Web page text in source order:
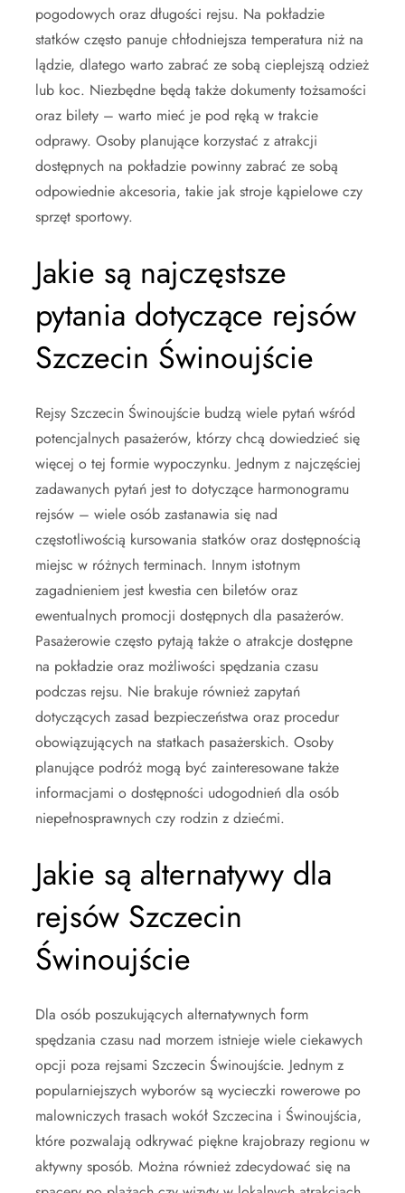
pogodowych oraz długości rejsu. Na pokładzie
statków często panuje chłodniejsza temperatura niż na
lądzie, dlatego warto zabrać ze sobą cieplejszą odzież
lub koc. Niezbędne będą także dokumenty tożsamości
oraz bilety – warto mieć je pod ręką w trakcie
odprawy. Osoby planujące korzystać z atrakcji
dostępnych na pokładzie powinny zabrać ze sobą
odpowiednie akcesoria, takie jak stroje kąpielowe czy
sprzęt sportowy.
Jakie są najczęstsze
pytania dotyczące rejsów
Szczecin Świnoujście
Rejsy Szczecin Świnoujście budzą wiele pytań wśród
potencjalnych pasażerów, którzy chcą dowiedzieć się
więcej o tej formie wypoczynku. Jednym z najczęściej
zadawanych pytań jest to dotyczące harmonogramu
rejsów – wiele osób zastanawia się nad
częstotliwością kursowania statków oraz dostępnością
miejsc w różnych terminach. Innym istotnym
zagadnieniem jest kwestia cen biletów oraz
ewentualnych promocji dostępnych dla pasażerów.
Pasażerowie często pytają także o atrakcje dostępne
na pokładzie oraz możliwości spędzania czasu
podczas rejsu. Nie brakuje również zapytań
dotyczących zasad bezpieczeństwa oraz procedur
obowiązujących na statkach pasażerskich. Osoby
planujące podróż mogą być zainteresowane także
informacjami o dostępności udogodnień dla osób
niepełnosprawnych czy rodzin z dziećmi.
Jakie są alternatywy dla
rejsów Szczecin
Świnoujście
Dla osób poszukujących alternatywnych form
spędzania czasu nad morzem istnieje wiele ciekawych
opcji poza rejsami Szczecin Świnoujście. Jednym z
popularniejszych wyborów są wycieczki rowerowe po
malowniczych trasach wokół Szczecina i Świnoujścia,
które pozwalają odkrywać piękne krajobrazy regionu w
aktywny sposób. Można również zdecydować się na